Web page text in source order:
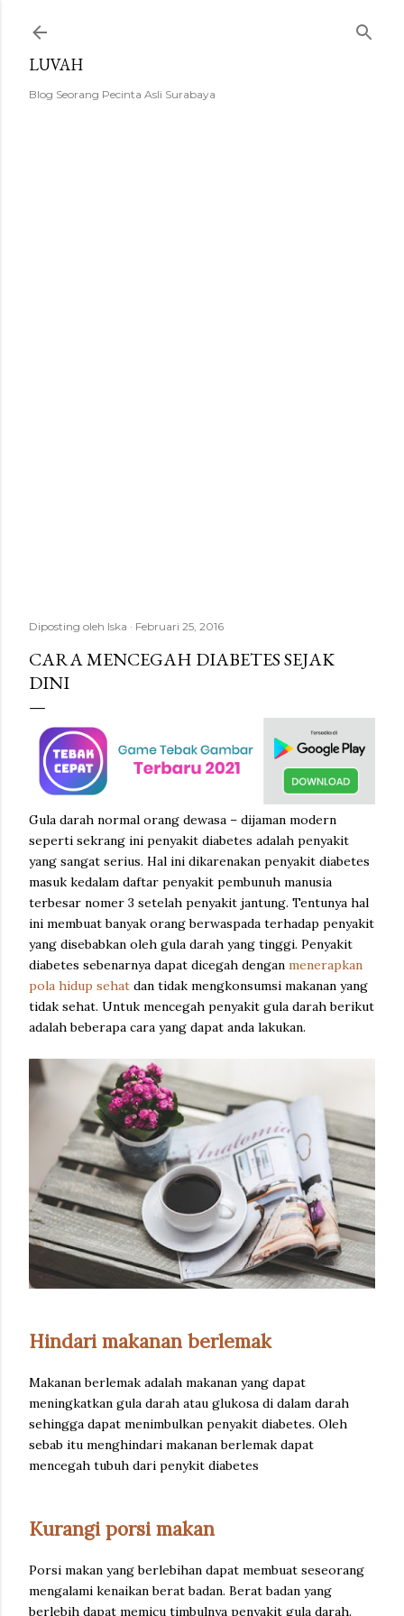
LUVAH
Blog Seorang Pecinta Asli Surabaya
Diposting oleh Iska Februari 25, 2016
CARA MENCEGAH DIABETES SEJAK
DINI
Gula darah normal orang dewasa – dijaman modern
seperti sekrang ini penyakit diabetes adalah penyakit
yang sangat serius. Hal ini dikarenakan penyakit diabetes
masuk kedalam daftar penyakit pembunuh manusia
terbesar nomer 3 setelah penyakit jantung. Tentunya hal
ini membuat banyak orang berwaspada terhadap penyakit
yang disebabkan oleh gula darah yang tinggi. Penyakit
diabetes sebenarnya dapat dicegah dengan menerapkan
pola hidup sehat dan tidak mengkonsumsi makanan yang
tidak sehat. Untuk mencegah penyakit gula darah berikut
adalah beberapa cara yang dapat anda lakukan.
Hindari makanan berlemak
Makanan berlemak adalah makanan yang dapat
meningkatkan gula darah atau glukosa di dalam darah
sehingga dapat menimbulkan penyakit diabetes. Oleh
sebab itu menghindari makanan berlemak dapat
mencegah tubuh dari penykit diabetes
Kurangi porsi makan
Porsi makan yang berlebihan dapat membuat seseorang
mengalami kenaikan berat badan. Berat badan yang
berlebih dapat memicu timbulnya penyakit gula darah.